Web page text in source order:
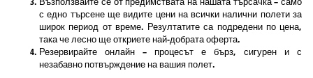
с едно търсене ще видите цени на всички налични полети за
широк период от време. Резултатите са подредени по цена,
така че лесно ще откриете най-добрата оферта.
Резервирайте онлайн – процесът е бърз, сигурен и с
незабавно потвърждение на вашия полет.